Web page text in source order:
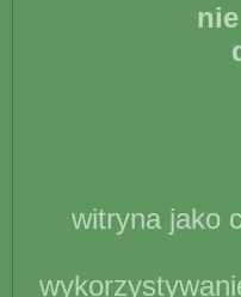
witryna jako